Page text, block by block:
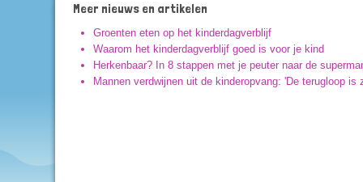
Meer nieuws en artikelen
Groenten eten op het kinderdagverblijf
Waarom het kinderdagverblijf goed is voor je kind
Herkenbaar? In 8 stappen met je peuter naar de
Mannen verdwijnen uit de kinderopvang: 'De terugloop is